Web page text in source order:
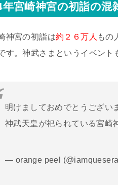
宮崎神宮の初詣の混
神宮の初詣は約２６万人 もの
す。神武さまというイベント
明けましておめでとうござい
神武天皇が祀られている宮崎
— orange peel